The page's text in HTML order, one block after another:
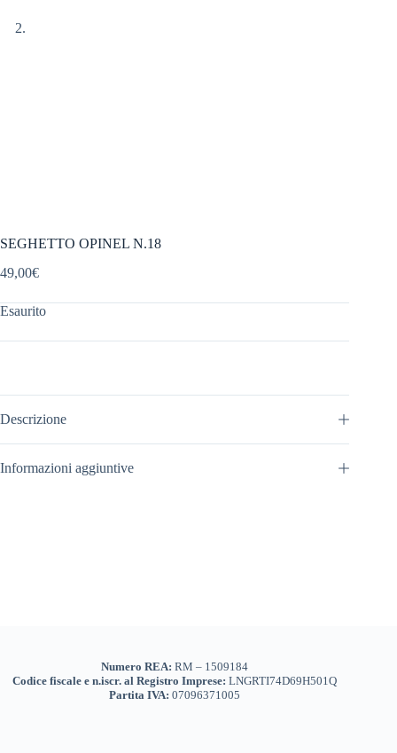
SEGHETTO OPINEL N.18
49,00€
Esaurito
Descrizione
Informazioni aggiuntive
Numero REA:RM – 1509184
Codice fiscale e n.iscr. al Registro Imprese:LNGRTI74D69H501Q
Partita IVA: 07096371005